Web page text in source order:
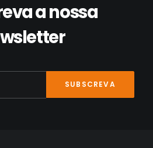
a nossa